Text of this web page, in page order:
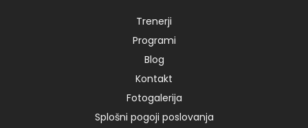
Trenerji
Programi
Blog
Kontakt
Fotogalerija
Splošni pogoji poslovanja